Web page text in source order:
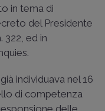
in tema di
del Presidente
322, ed in
individuava nel 16
di competenza
delle